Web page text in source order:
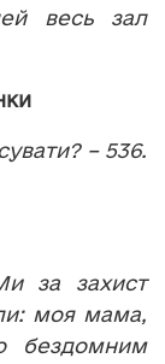
весь зал
– 536.
за захист
моя мама,
бездомним